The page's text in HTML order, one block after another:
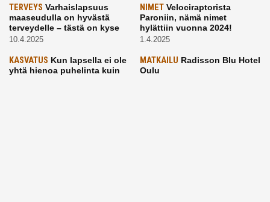
TERVEYS Varhaislapsuus
maaseudulla on hyvästä
terveydelle – tästä on kyse
10.4.2025
NIMETVelociraptorista
Paroniin, nämä nimet
hylättiin vuonna 2024!
1.4.2025
KASVATUS Kun lapsella ei ole
yhtä hienoa puhelinta kuin
MATKAILU Radisson Blu Hotel
Oulu